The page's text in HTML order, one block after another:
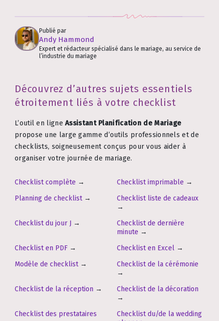
Publié par
Andy Hammond
Expert et rédacteur spécialisé dans le mariage, au service de
l’industrie du mariage
Découvrez d’autres sujets essentiels
étroitement liés à votre checklist
L’outil en ligneAssistant Planification de Mariage
propose une large gamme d’outils professionnels et de
checklists, soigneusement conçus pour vous aider à
organiser votre journée de mariage.
Checklist complète → Checklist imprimable →
Planning de checklist→
Checklist liste de cadeaux
→
Checklist du jour J →
Checklist de dernière
minute →
Checklist en PDF → Checklist en Excel →
Modèle de checklist→
Checklist de la cérémonie
→
Checklist de la réception →
Checklist de la décoration
→
Checklist des prestataires
Checklist du/de la wedding